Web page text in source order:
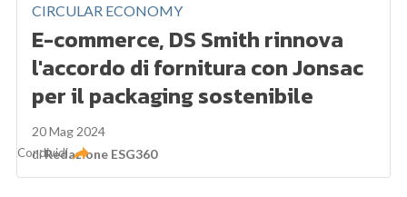
CIRCULAR ECONOMY
E-commerce, DS Smith rinnova
l'accordo di fornitura con Jonsac
per il packaging sostenibile
20 Mag 2024
diRedazione ESG360
Condividi